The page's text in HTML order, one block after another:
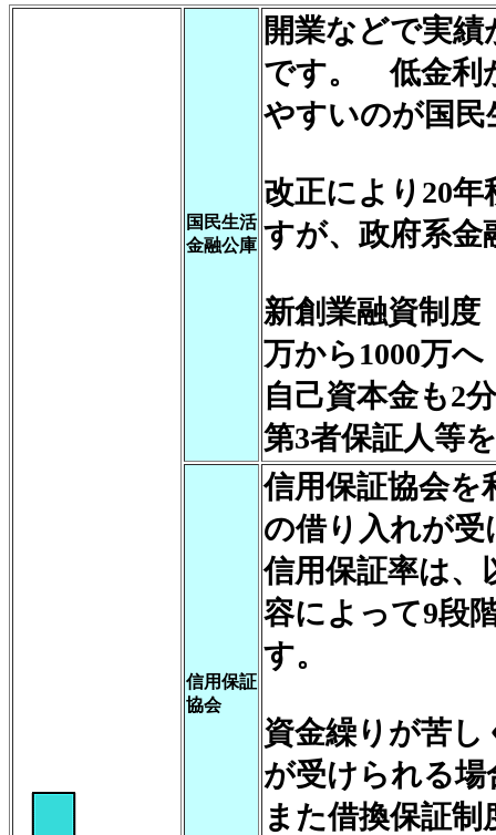
国民生活
金融公庫
開業などで実
です。 低金利
やすいのが国民
改正により20
すが、政府系金
新創業融資制度
万から1000万へ
自己資本金も2
第3者保証人等
信用保証
協会
信用保証協会を
の借り入れが
信用保証率は、
容によって9段
す。
資金繰りが苦
が受けられる
また借換保証